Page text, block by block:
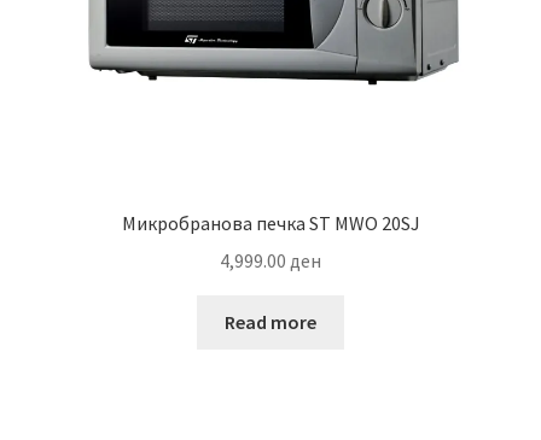
Микробранова печка ST MWO 20SJ
4,999.00 ден
Read more